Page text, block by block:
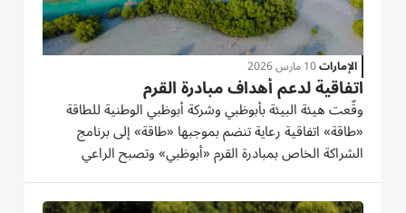
الإمارات10 مارس 2026
اتفاقية لدعم أهداف مبادرة القرم
وقّعت هيئة البيئة بأبوظبي وشركة أبوظبي الوطنية للطاقة
«طاقة» اتفاقية رعاية تنضم بموجبها «طاقة» إلى برنامج
الشراكة الخاص بمبادرة القرم «أبوظبي» وتصبح الراعي
الرئيسي والحصري لمبادرتين بيئيتين رائدتين لمدة عامين.
وقالت ميثاء محمد الهاملي، مدير إدارة التنوع البيولوجي...